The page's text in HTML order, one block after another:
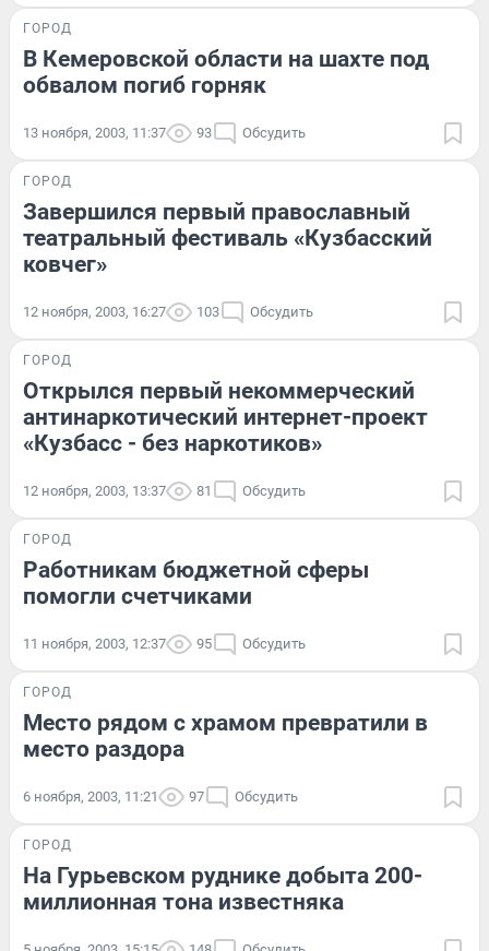
ГОРОД
В Кемеровской области на шахте под
обвалом погиб горняк
13 ноября, 2003, 11:37 93 Обсудить
ГОРОД
Завершился первый православный
театральный фестиваль «Кузбасский
ковчег»
12 ноября, 2003, 16:27 103 Обсудить
ГОРОД
Открылся первый некоммерческий
антинаркотический интернет-проект
«Кузбасс - без наркотиков»
12 ноября, 2003, 13:37 81 Обсудить
ГОРОД
Работникам бюджетной сферы
помогли счетчиками
11 ноября, 2003, 12:37 95 Обсудить
ГОРОД
Место рядом с храмом превратили в
место раздора
6 ноября, 2003, 11:21 97 Обсудить
ГОРОД
На Гурьевском руднике добыта 200-
миллионная тона известняка